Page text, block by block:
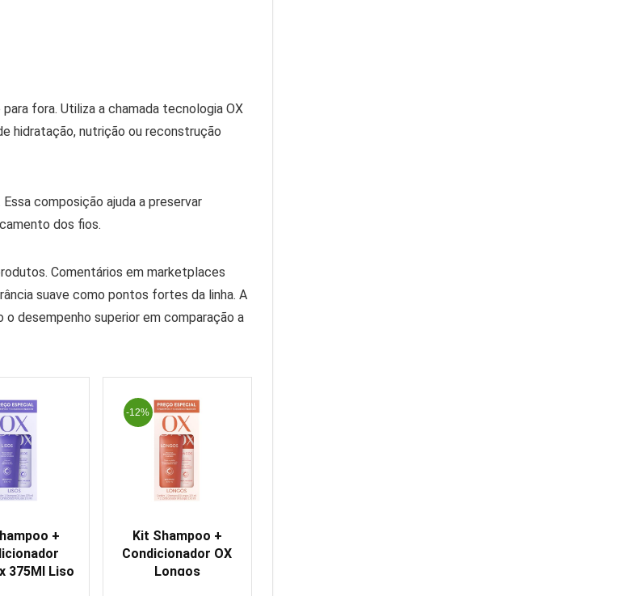
fora. Utiliza a chamada tecnologia OX
hidratação, nutrição ou reconstrução
composição ajuda a preservar
dos fios.
Comentários em marketplaces
suave como pontos fortes da linha. A
desempenho superior em comparação a
+
375Ml Liso
-12%
Kit Shampoo +
Condicionador OX
Longos